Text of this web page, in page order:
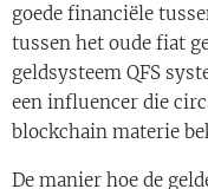
goede financiële
tussen het oude fiat
geldsysteem QFS
een influencer die
blockchain materie
De manier hoe de